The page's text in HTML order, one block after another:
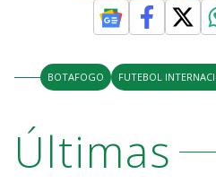
BOTAFOGO FUTEBOL
Últimas